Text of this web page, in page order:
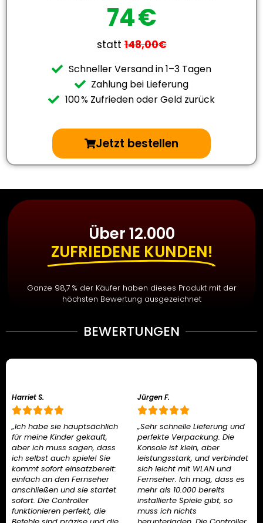
74 €
statt148,00€
Schneller Versand in 1–3 Tagen
Zahlung bei Lieferung
100 % Zufrieden oder Geld zurück
Jetzt bestellen
Über 12.000
ZUFRIEDENE KUNDEN!
Ganze 98,7 % der Käufer haben dieses Produkt mit der
höchsten Bewertung ausgezeichnet
BEWERTUNGEN
Harriet S.
„Ich habe sie hauptsächlich
für meine Kinder gekauft,
aber ich muss sagen, dass
ich selbst auch spiele! Sie
kommt sofort einsatzbereit:
einfach an den Fernseher
anschließen und sie startet
sofort. Die Controller
funktionieren perfekt, die
Jürgen F.
„Sehr schnelle Lieferung und
perfekte Verpackung. Die
Konsole ist klein, aber
leistungsstark, und verbindet
sich leicht mit WLAN und
Fernseher. Ich mag, dass es
mehr als 10.000 bereits
installierte Spiele gibt, so
muss ich nichts